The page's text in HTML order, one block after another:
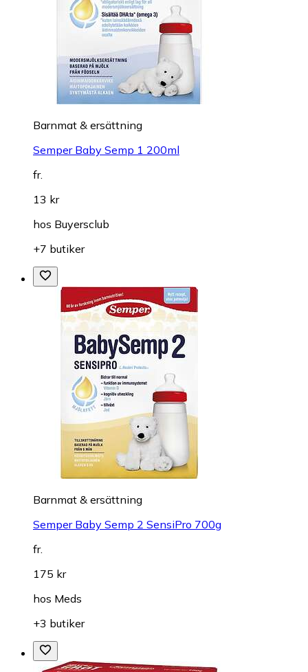
Barnmat & ersättning
Semper Baby Semp 1 200ml
fr.
13 kr
hos Buyersclub
+7 butiker
Barnmat & ersättning
Semper Baby Semp 2 SensiPro 700g
fr.
175 kr
hos Meds
+3 butiker